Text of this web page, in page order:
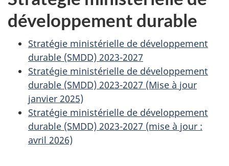
développement durable
Stratégie ministérielle de développement
durable (SMDD) 2023-2027
Stratégie ministérielle de développement
durable (SMDD) 2023-2027 (Mise à jour
janvier 2025)
Stratégie ministérielle de développement
durable (SMDD) 2023-2027 (mise à jour :
avril 2026)